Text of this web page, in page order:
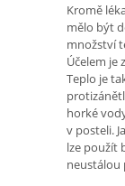
Kromě
mělo být
množství
Účelem je
Teplo je
horké
v posteli.
lze použít
neustálou